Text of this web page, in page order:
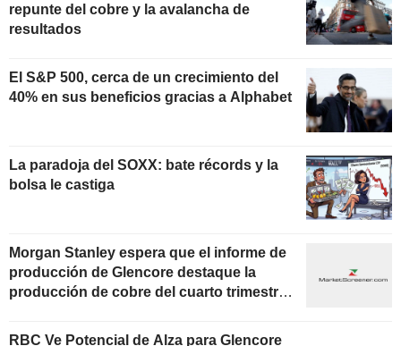
repunte del cobre y la avalancha de
resultados
El S&P 500, cerca de un crecimiento del
40% en sus beneficios gracias a Alphabet
La paradoja del SOXX: bate récords y la
bolsa le castiga
Morgan Stanley espera que el informe de
producción de Glencore destaque la
producción de cobre del cuarto trimestre
fiscal
RBC Ve Potencial de Alza para Glencore